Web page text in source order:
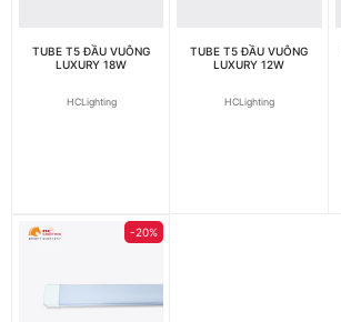
TUBE T5 ĐẦU VUÔNG
LUXURY 18W
HCLighting
TUBE T5 ĐẦU VUÔNG
LUXURY 12W
HCLighting
-20%